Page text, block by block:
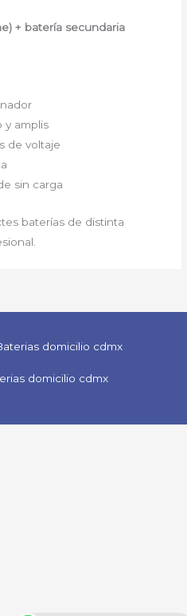
+ batería secundaria
y amplis
de voltaje
sin carga
baterías de distinta
domicilio cdmx
domicilio cdmx